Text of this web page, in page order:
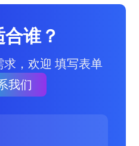
谁？
，欢迎 填写表单
我们